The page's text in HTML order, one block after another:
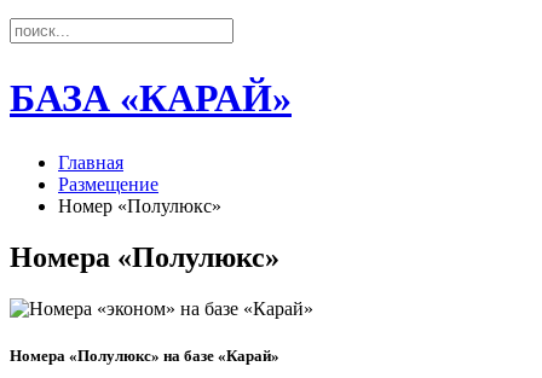
БАЗА «КАРАЙ»
Главная
Размещение
Номер «Полулюкс»
Номера «Полулюкс»
Номера «Полулюкс» на базе «Карай»